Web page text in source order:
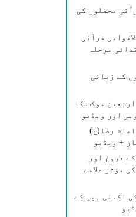
محفلوں کی
قرآنی
کا ابتدائی مرحلہ
کے زبانی
موکب کا
اور ویڈیو
رضا(ع)
+ ویڈیو
فروغ اور
مؤثر علامت
اکیلی بچی کے